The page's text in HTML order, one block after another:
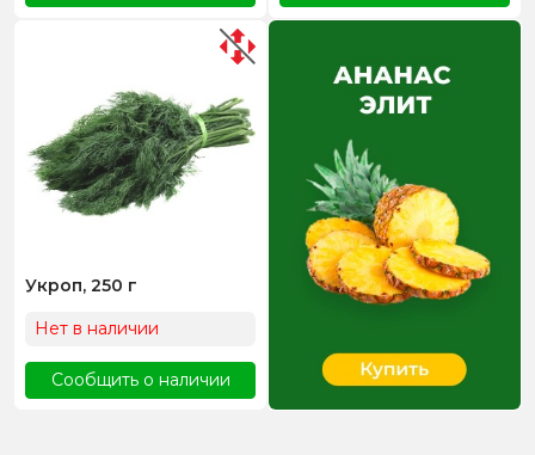
Укроп, 250 г
Нет в наличии
Сообщить о наличии